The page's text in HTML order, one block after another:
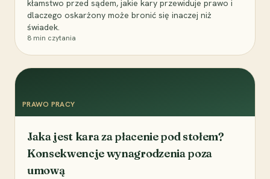
kłamstwo przed sądem, jakie kary przewiduje prawo i
dlaczego oskarżony może bronić się inaczej niż
świadek.
8 min czytania
PRAWO PRACY
Jaka jest kara za płacenie pod stołem?
Konsekwencje wynagrodzenia poza
umową